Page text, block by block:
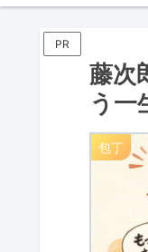
PR
藤次
う一
包丁